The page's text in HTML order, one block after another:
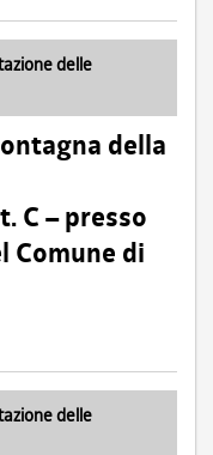
delle
della
C – presso
Comune di
delle